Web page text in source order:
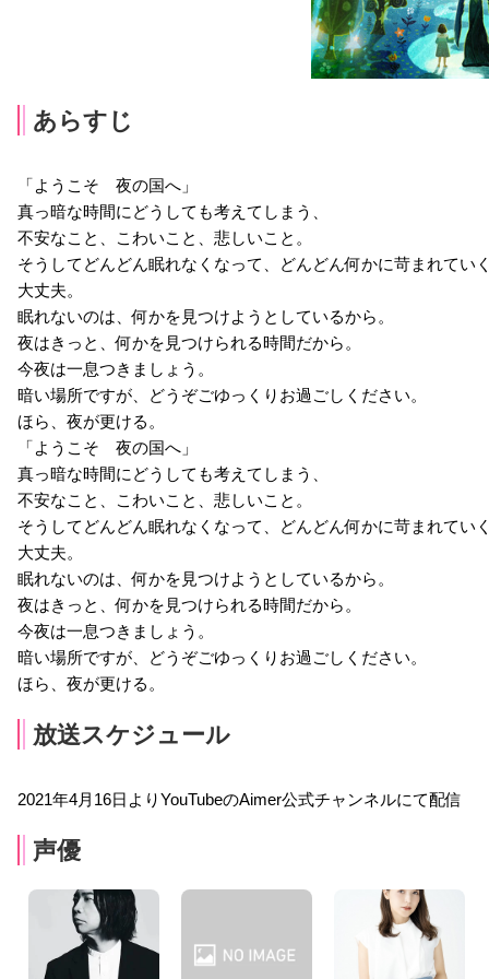
あらすじ
「ようこそ 夜の国へ」
真っ暗な時間にどうしても考えてしまう、
不安なこと、こわいこと、悲しいこと。
そうしてどんどん眠れなくなって、どんどん何かに苛まれてい
大丈夫。
眠れないのは、何かを見つけようとしているから。
夜はきっと、何かを見つけられる時間だから。
今夜は一息つきましょう。
暗い場所ですが、どうぞごゆっくりお過ごしください。
ほら、夜が更ける。
「ようこそ 夜の国へ」
真っ暗な時間にどうしても考えてしまう、
不安なこと、こわいこと、悲しいこと。
そうしてどんどん眠れなくなって、どんどん何かに苛まれてい
大丈夫。
眠れないのは、何かを見つけようとしているから。
夜はきっと、何かを見つけられる時間だから。
今夜は一息つきましょう。
暗い場所ですが、どうぞごゆっくりお過ごしください。
ほら、夜が更ける。
放送スケジュール
2021年4月16日よりYouTubeのAimer公式チャンネルにて配信
声優